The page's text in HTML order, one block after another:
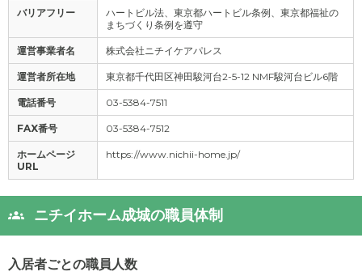
バリアフリー
ハートビル法、東京都ハートビル条例、東京都福祉の
まちづくり条例を遵守
運営事業者名 株式会社ニチイケアパレス
運営者所在地 東京都千代田区神田駿河台2-5-12 NMF駿河台ビル6階
電話番号 03-5384-7511
FAX番号 03-5384-7512
ホームページ
URL
https://www.nichii-home.jp/
ニチイホーム成城の職員体制
入居者ごとの職員人数